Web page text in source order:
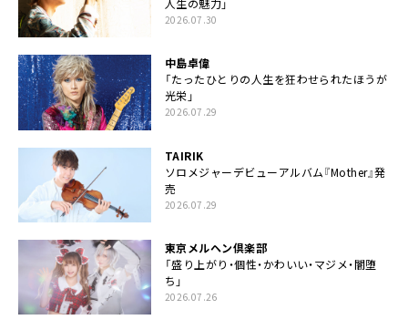
人生の魅力」
2026.07.30
中島卓偉
「たったひとりの人生を狂わせられたほうが
光栄」
2026.07.29
TAIRIK
ソロメジャーデビューアルバム『Mother』発
売
2026.07.29
東京メルヘン倶楽部
「盛り上がり・個性・かわいい・マジメ・闇堕
ち」
2026.07.26